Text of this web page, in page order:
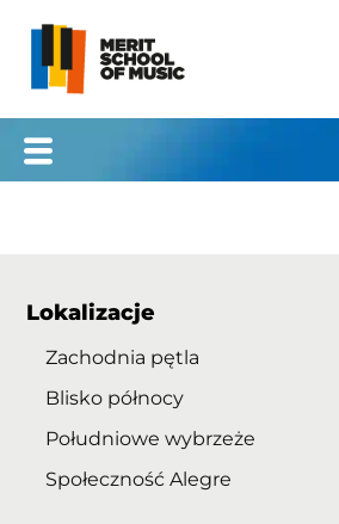
treści
Lokalizacje
Zachodnia pętla
Blisko północy
Południowe wybrzeże
Społeczność Alegre